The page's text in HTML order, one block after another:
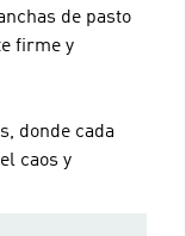
de pasto
firme y
donde cada
caos y